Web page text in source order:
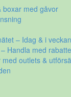
boxar med gåvor
– Idag & i veckan
Handla med
outlets &